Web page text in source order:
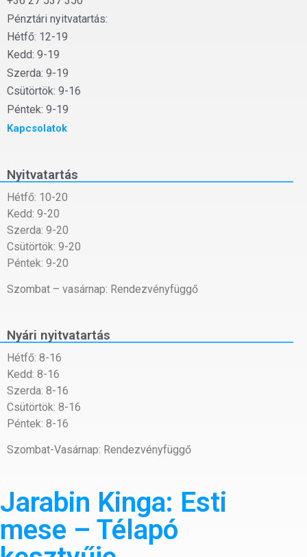
Pénztári nyitvatartás:
Hétfő: 12-19
Kedd: 9-19
Szerda: 9-19
Csütörtök: 9-16
Péntek: 9-19
Kapcsolatok
Nyitvatartás
Hétfő: 10-20
Kedd: 9-20
Szerda: 9-20
Csütörtök: 9-20
Péntek: 9-20
Szombat – vasárnap: Rendezvényfüggő
Nyári nyitvatartás
Hétfő: 8-16
Kedd: 8-16
Szerda: 8-16
Csütörtök: 8-16
Péntek: 8-16
Szombat-Vasárnap: Rendezvényfüggő
Jarabin Kinga: Esti
mese – Télapó